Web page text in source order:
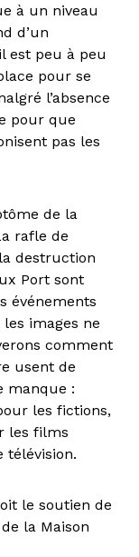
à un niveau
d’un
est peu à peu
pour se
l’absence
pour que
pas les
de la
rafle de
destruction
Port sont
événements
images ne
comment
usent de
manque :
les fictions,
les films
télévision.
le soutien de
la Maison